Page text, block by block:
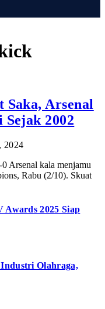
Saka, Arsenal
2002
2024
Arsenal kala menjamu
Rabu (2/10). Skuat
2025 Siap
Olahraga,